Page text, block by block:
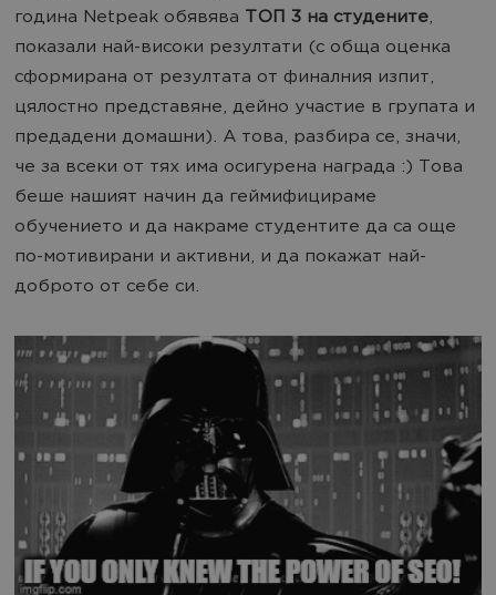
година Netpeak обявява ТОП 3 на студените,
показали най-високи резултати (с обща оценка
сформирана от резултата от финалния изпит,
цялостно представяне, дейно участие в групата и
предадени домашни). А това, разбира се, значи,
че за всеки от тях има осигурена награда :) Това
беше нашият начин да геймифицираме
обучението и да накраме студентите да са още
по-мотивирани и активни, и да покажат най-
доброто от себе си.